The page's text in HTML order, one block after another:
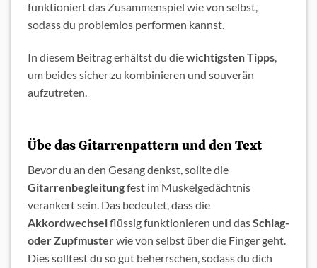
funktioniert das Zusammenspiel wie von selbst,
sodass du problemlos performen kannst.
In diesem Beitrag erhältst du diewichtigsten Tipps,
um beides sicher zu kombinieren und souverän
aufzutreten.
Übe das Gitarrenpattern und den Text
Bevor du an den Gesang denkst, sollte die
Gitarrenbegleitungfest im Muskelgedächtnis
verankert sein. Das bedeutet, dass die
Akkordwechselflüssig funktionieren und dasSchlag-
oder Zupfmusterwie von selbst über die Finger geht.
Dies solltest du so gut beherrschen, sodass du dich